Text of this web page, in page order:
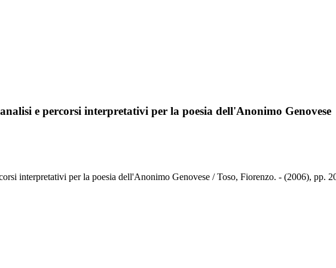
e percorsi interpretativi per la poesia dell'Anonimo Genovese
interpretativi per la poesia dell'Anonimo Genovese / Toso, Fiorenzo. - (2006), pp.